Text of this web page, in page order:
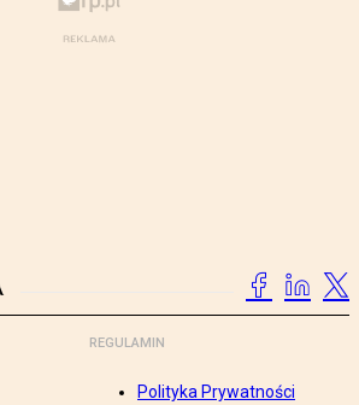
REGULAMIN
Polityka Prywatności